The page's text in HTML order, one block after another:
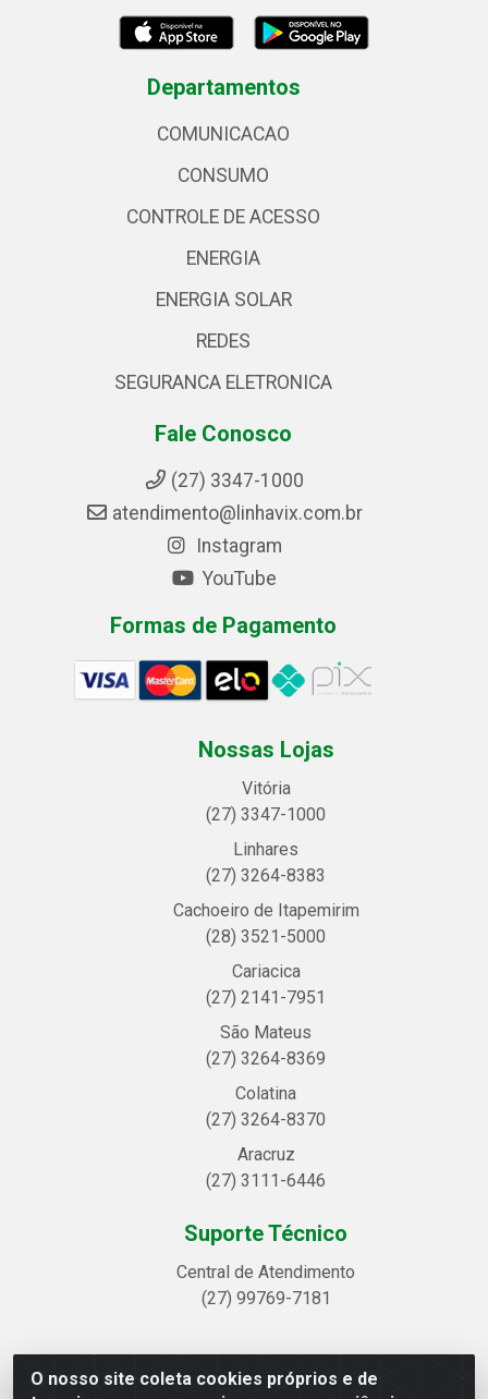
O nosso site coleta cookies próprios e de
Departamentos
COMUNICACAO
CONSUMO
CONTROLE DE ACESSO
ENERGIA
ENERGIA SOLAR
REDES
SEGURANCA ELETRONICA
Fale Conosco
(27) 3347-1000
atendimento@linhavix.com.br
Instagram
YouTube
Formas de Pagamento
Nossas Lojas
Vitória
(27) 3347-1000
Linhares
(27) 3264-8383
Cachoeiro de Itapemirim
(28) 3521-5000
Cariacica
(27) 2141-7951
São Mateus
(27) 3264-8369
Colatina
(27) 3264-8370
Aracruz
(27) 3111-6446
Suporte Técnico
Central de Atendimento
(27) 99769-7181
Linhavix Distribuidora LTDA - Avenida Alegre, 2521 -